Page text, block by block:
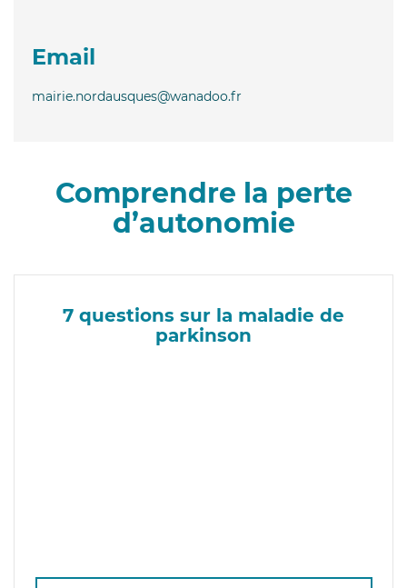
Email
mairie.nordausques@wanadoo.fr
Comprendre la perte
d’autonomie
7 questions sur la maladie de
parkinson